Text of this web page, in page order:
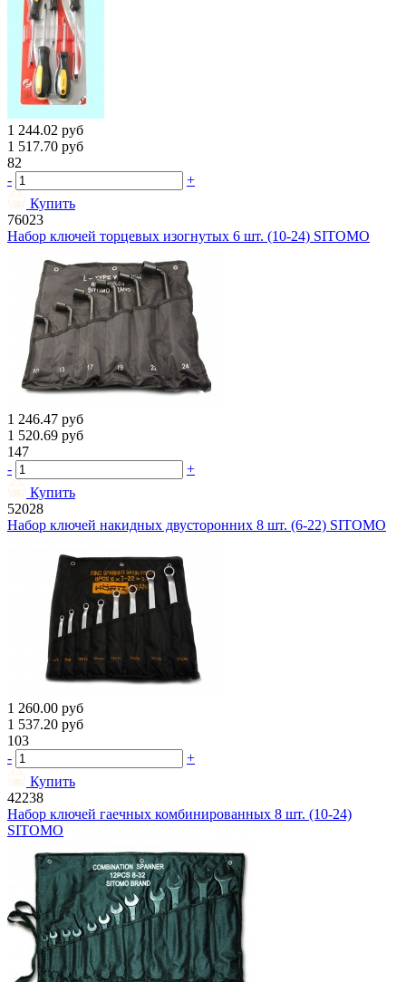
1 244.02 руб
1 517.70 руб
82
-
+
Купить
76023
Набор ключей торцевых изогнутых 6 шт. (10-24) SITOMO
1 246.47 руб
1 520.69 руб
147
-
+
Купить
52028
Набор ключей накидных двусторонних 8 шт. (6-22) SITOMO
1 260.00 руб
1 537.20 руб
103
-
+
Купить
42238
Набор ключей гаечных комбинированных 8 шт. (10-24)
SITOMO